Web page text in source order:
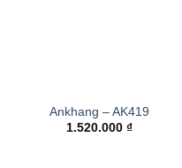
Ankhang – AK419
1.520.000 ₫